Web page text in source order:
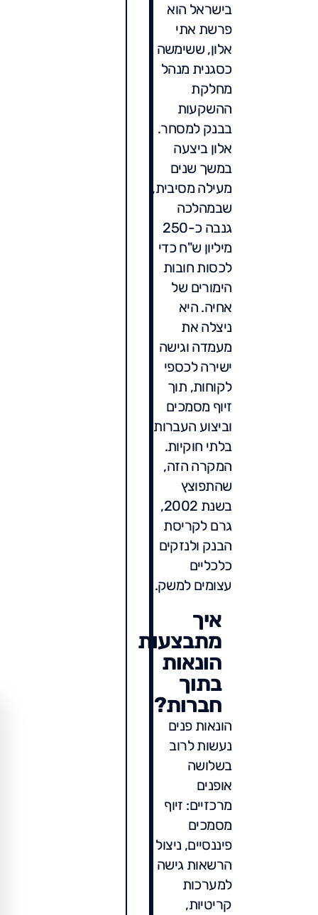
בישראל הוא
פרשת אתי
אלון, ששימשה
כסגנית מנהל
מחלקת
ההשקעות
בבנק למסחר.
אלון ביצעה
במשך שנים
מעילה מסיבית,
שבמהלכה
גנבה כ-250
מיליון ש"ח כדי
לכסות חובות
הימורים של
אחיה. היא
ניצלה את
מעמדה וגישה
ישירה לכספי
לקוחות, תוך
זיוף מסמכים
וביצוע העברות
בלתי חוקיות.
המקרה הזה,
שהתפוצץ
בשנת 2002,
גרם לקריסת
הבנק ולנזקים
כלכליים
עצומים למשק.
איך
מתבצעות
הונאות
בתוך
חברות?
הונאות פנים
נעשות לרוב
בשלושה
אופנים
מרכזיים: זיוף
מסמכים
פיננסיים, ניצול
הרשאות גישה
למערכות
קריטיות,